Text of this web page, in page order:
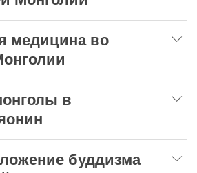
медицина во
в
буддизма